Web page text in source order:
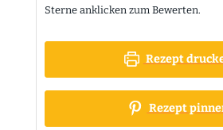
Sterne anklicken zum Bewerten.
Rezept
Rezept